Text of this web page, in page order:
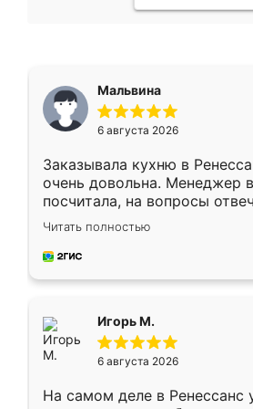
Мальвина
6 августа 2026
Заказывала кухню в
очень довольна. Менеджер
посчитала, на вопросы
Замерщик приехал в
делу со всей
за день, ребята работали
Читать полностью
Игорь М.
6 августа 2026
На самом деле в Ренессанс